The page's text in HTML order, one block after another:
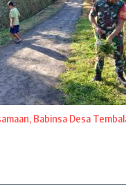
Babinsa Desa